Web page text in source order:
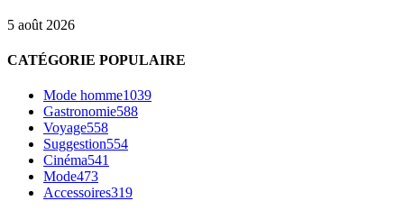
5 août 2026
CATÉGORIE POPULAIRE
Mode homme1039
Gastronomie588
Voyage558
Suggestion554
Cinéma541
Mode473
Accessoires319